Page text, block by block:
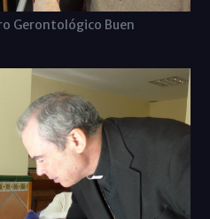
Gerontológico Buen